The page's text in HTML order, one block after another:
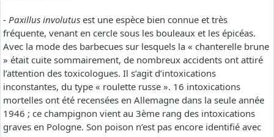
- Paxillus involutus est une espèce bien connue et très
fréquente, venant en cercle sous les bouleaux et les épicéas.
Avec la mode des barbecues sur lesquels la « chanterelle brune
» était cuite sommairement, de nombreux accidents ont attiré
l’attention des toxicologues. Il s’agit d’intoxications
inconstantes, du type « roulette russe ». 16 intoxications
mortelles ont été recensées en Allemagne dans la seule année
1946 ; ce champignon vient au 3ème rang des intoxications
graves en Pologne. Son poison n’est pas encore identifié avec